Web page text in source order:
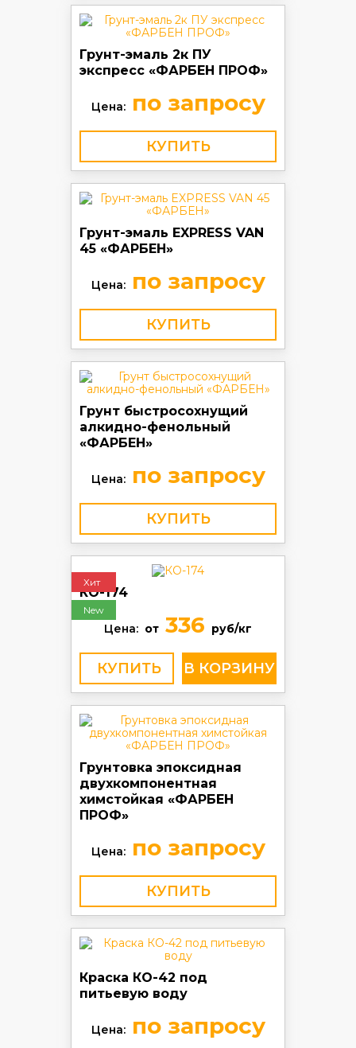
Грунт-эмаль 2к ПУ
экспресс «ФАРБЕН ПРОФ»
Цена:по запросу
КУПИТЬ
Грунт-эмаль EXPRESS VAN
45 «ФАРБЕН»
Цена:по запросу
КУПИТЬ
Грунт быстросохнущий
алкидно-фенольный
«ФАРБЕН»
Цена:по запросу
КУПИТЬ
Хит
New
КО-174
Цена: от 336 руб/кг
КУПИТЬ
Грунтовка эпоксидная
двухкомпонентная
химстойкая «ФАРБЕН
ПРОФ»
Цена:по запросу
КУПИТЬ
Краска КО-42 под
питьевую воду
Цена:по запросу